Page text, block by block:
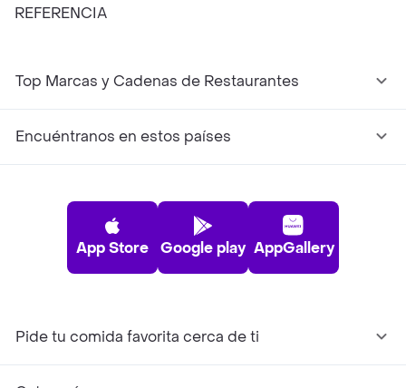
REFERENCIA
Top Marcas y Cadenas de Restaurantes
Encuéntranos en estos países
App Store Google play AppGallery
Pide tu comida favorita cerca de ti